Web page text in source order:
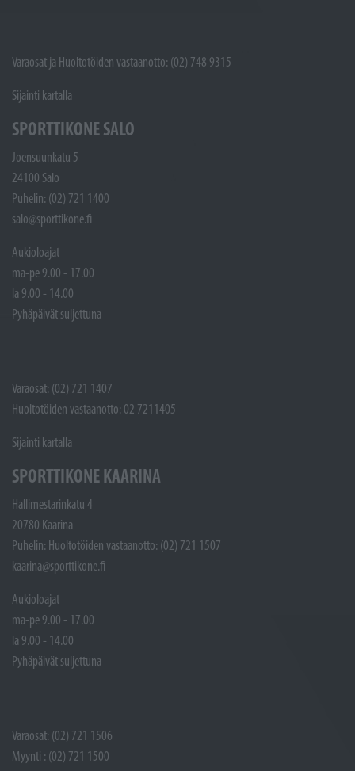
Varaosat ja Huoltotöiden vastaanotto: (02) 748 9315
Sijainti kartalla
SPORTTIKONE SALO
Joensuunkatu 5
24100 Salo
Puhelin: (02) 721 1400
salo@sporttikone.fi
Aukioloajat
ma-pe 9.00 - 17.00
la 9.00 - 14.00
Pyhäpäivät suljettuna
Varaosat: (02) 721 1407
Huoltotöiden vastaanotto: 02 7211405
Sijainti kartalla
SPORTTIKONE KAARINA
Hallimestarinkatu 4
20780 Kaarina
Puhelin: Huoltotöiden vastaanotto: (02) 721 1507
kaarina@sporttikone.fi
Aukioloajat
ma-pe 9.00 - 17.00
la 9.00 - 14.00
Pyhäpäivät suljettuna
Varaosat: (02) 721 1506
Myynti : (02) 721 1500